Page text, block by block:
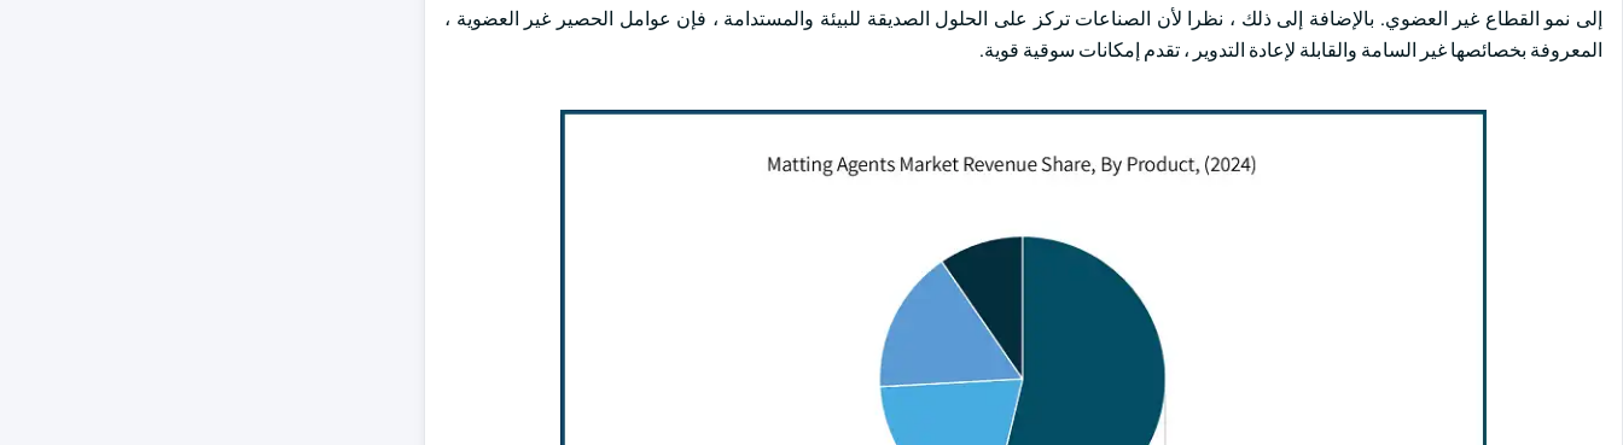
إلى نمو القطاع غير العضوي. بالإضافة إلى ذلك ، نظرا لأن الصناعات تركز على الحلول الصديقة للبيئة والمستدامة ، فإن عوامل الحصير غير العضوية ،
المعروفة بخصائصها غير السامة والقابلة لإعادة التدوير ، تقدم إمكانات سوقية قوية.